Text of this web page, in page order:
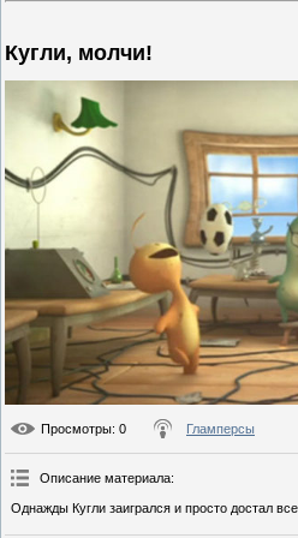
Кугли, молчи!
Просмотры: 0 Гламперсы
Описание материала:
Однажды Кугли заигрался и просто достал